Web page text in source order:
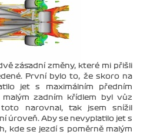
zásadní změny, které mi přišli
První bylo to, že skoro na
jet s maximálním předním
zadním křídlem byl vůz
narovnal, tak jsem snížil
úroveň. Aby se nevyplatilo jet s
kde se jezdí s poměrně malým